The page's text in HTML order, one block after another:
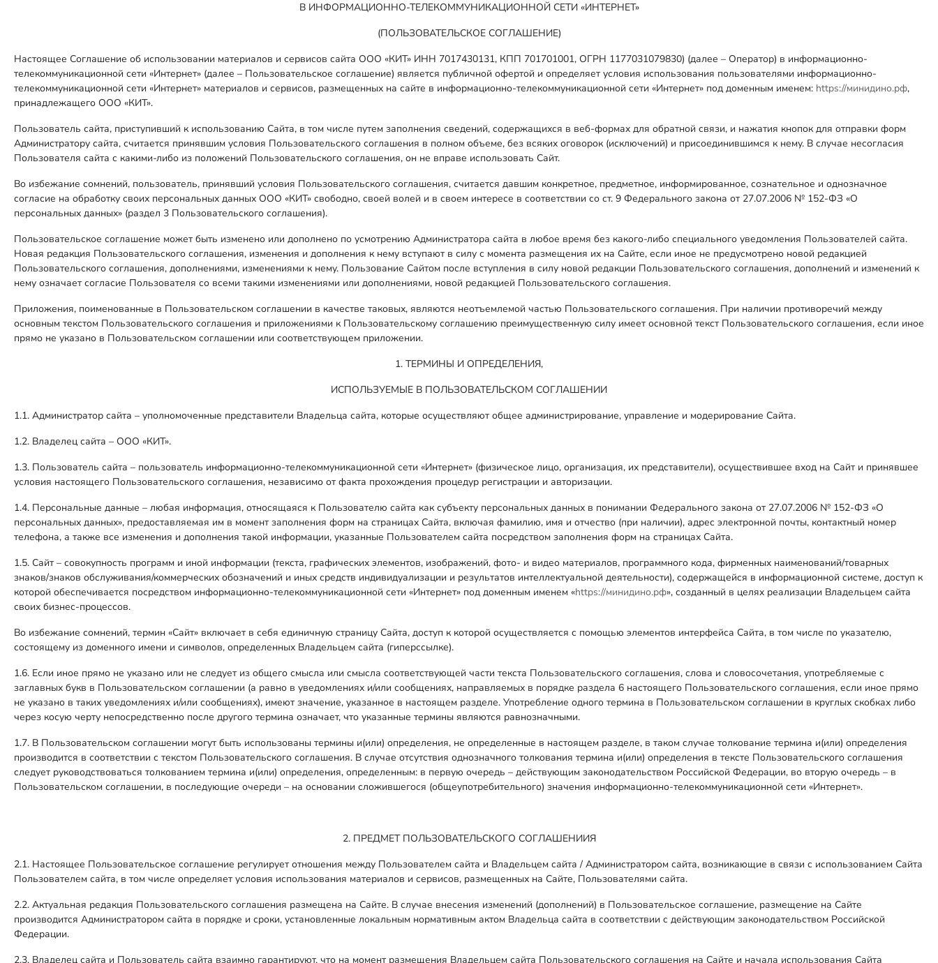
В ИНФОРМАЦИОННО-ТЕЛЕКОММУНИКАЦИОННОЙ СЕТИ «ИНТЕРНЕТ»
(ПОЛЬЗОВАТЕЛЬСКОЕ СОГЛАШЕНИЕ)
Настоящее Соглашение об использовании материалов и сервисов сайта ООО «КИТ» ИНН 7017430131, КПП 701701001, ОГРН 1177031079830) (далее – Оператор) в информационно-
телекоммуникационной сети «Интернет» (далее – Пользовательское соглашение) является публичной офертой и определяет условия использования пользователями информационно-
телекоммуникационной сети «Интернет» материалов и сервисов, размещенных на сайте в информационно-телекоммуникационной сети «Интернет» под доменным именем: https://минидино.рф,
принадлежащего ООО «КИТ».
Пользователь сайта, приступивший к использованию Сайта, в том числе путем заполнения сведений, содержащихся в веб-формах для обратной связи, и нажатия кнопок для отправки форм
Администратору сайта, считается принявшим условия Пользовательского соглашения в полном объеме, без всяких оговорок (исключений) и присоединившимся к нему. В случае несогласия
Пользователя сайта с какими-либо из положений Пользовательского соглашения, он не вправе использовать Сайт.
Во избежание сомнений, пользователь, принявший условия Пользовательского соглашения, считается давшим конкретное, предметное, информированное, сознательное и однозначное
согласие на обработку своих персональных данных ООО «КИТ» свободно, своей волей и в своем интересе в соответствии со ст. 9 Федерального закона от 27.07.2006 № 152-ФЗ «О
персональных данных» (раздел 3 Пользовательского соглашения).
Пользовательское соглашение может быть изменено или дополнено по усмотрению Администратора сайта в любое время без какого-либо специального уведомления Пользователей сайта.
Новая редакция Пользовательского соглашения, изменения и дополнения к нему вступают в силу с момента размещения их на Сайте, если иное не предусмотрено новой редакцией
Пользовательского соглашения, дополнениями, изменениями к нему. Пользование Сайтом после вступления в силу новой редакции Пользовательского соглашения, дополнений и изменений к
нему означает согласие Пользователя со всеми такими изменениями или дополнениями, новой редакцией Пользовательского соглашения.
Приложения, поименованные в Пользовательском соглашении в качестве таковых, являются неотъемлемой частью Пользовательского соглашения. При наличии противоречий между
основным текстом Пользовательского соглашения и приложениями к Пользовательскому соглашению преимущественную силу имеет основной текст Пользовательского соглашения, если иное
прямо не указано в Пользовательском соглашении или соответствующем приложении.
1. ТЕРМИНЫ И ОПРЕДЕЛЕНИЯ,
ИСПОЛЬЗУЕМЫЕ В ПОЛЬЗОВАТЕЛЬСКОМ СОГЛАШЕНИИ
1.1. Администратор сайта – уполномоченные представители Владельца сайта, которые осуществляют общее администрирование, управление и модерирование Сайта.
1.2. Владелец сайта – ООО «КИТ».
1.3. Пользователь сайта – пользователь информационно-телекоммуникационной сети «Интернет» (физическое лицо, организация, их представители), осуществившее вход на Сайт и принявшее
условия настоящего Пользовательского соглашения, независимо от факта прохождения процедур регистрации и авторизации.
1.4. Персональные данные – любая информация, относящаяся к Пользователю сайта как субъекту персональных данных в понимании Федерального закона от 27.07.2006 № 152-ФЗ «О
персональных данных», предоставляемая им в момент заполнения форм на страницах Сайта, включая фамилию, имя и отчество (при наличии), адрес электронной почты, контактный номер
телефона, а также все изменения и дополнения такой информации, указанные Пользователем сайта посредством заполнения форм на страницах Сайта.
1.5. Сайт – совокупность программ и иной информации (текста, графических элементов, изображений, фото- и видео материалов, программного кода, фирменных наименований/товарных
знаков/знаков обслуживания/коммерческих обозначений и иных средств индивидуализации и результатов интеллектуальной деятельности), содержащейся в информационной системе, доступ к
которой обеспечивается посредством информационно-телекоммуникационной сети «Интернет» под доменным именем «https://минидино.рф», созданный в целях реализации Владельцем сайта
своих бизнес-процессов.
Во избежание сомнений, термин «Сайт» включает в себя единичную страницу Сайта, доступ к которой осуществляется с помощью элементов интерфейса Сайта, в том числе по указателю,
состоящему из доменного имени и символов, определенных Владельцем сайта (гиперссылке).
1.6. Если иное прямо не указано или не следует из общего смысла или смысла соответствующей части текста Пользовательского соглашения, слова и словосочетания, употребляемые с
заглавных букв в Пользовательском соглашении (а равно в уведомлениях и/или сообщениях, направляемых в порядке раздела 6 настоящего Пользовательского соглашения, если иное прямо
не указано в таких уведомлениях и/или сообщениях), имеют значение, указанное в настоящем разделе. Употребление одного термина в Пользовательском соглашении в круглых скобках либо
через косую черту непосредственно после другого термина означает, что указанные термины являются равнозначными.
1.7. В Пользовательском соглашении могут быть использованы термины и(или) определения, не определенные в настоящем разделе, в таком случае толкование термина и(или) определения
производится в соответствии с текстом Пользовательского соглашения. В случае отсутствия однозначного толкования термина и(или) определения в тексте Пользовательского соглашения
следует руководствоваться толкованием термина и(или) определения, определенным: в первую очередь – действующим законодательством Российской Федерации, во вторую очередь – в
Пользовательском соглашении, в последующие очереди – на основании сложившегося (общеупотребительного) значения информационно-телекоммуникационной сети «Интернет».
2. ПРЕДМЕТ ПОЛЬЗОВАТЕЛЬСКОГО СОГЛАШЕНИИЯ
2.1. Настоящее Пользовательское соглашение регулирует отношения между Пользователем сайта и Владельцем сайта / Администратором сайта, возникающие в связи с использованием Сайта
Пользователем сайта, в том числе определяет условия использования материалов и сервисов, размещенных на Сайте, Пользователями сайта.
2.2. Актуальная редакция Пользовательского соглашения размещена на Сайте. В случае внесения изменений (дополнений) в Пользовательское соглашение, размещение на Сайте
производится Администратором сайта в порядке и сроки, установленные локальным нормативным актом Владельца сайта в соответствии с действующим законодательством Российской
Федерации.
2.3. Владелец сайта и Пользователь сайта взаимно гарантируют, что на момент размещения Владельцем сайта Пользовательского соглашения на Сайте и начала использования Сайта